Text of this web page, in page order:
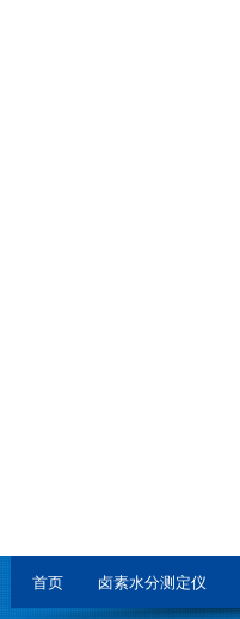
首页 卤素水分测定仪